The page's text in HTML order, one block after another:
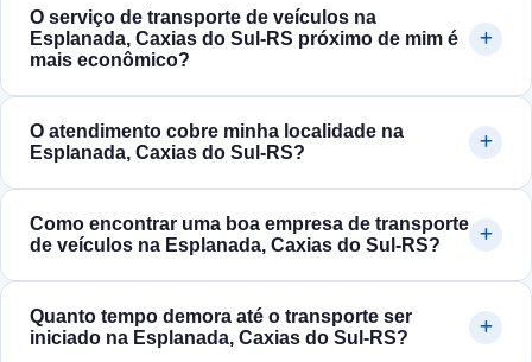
O serviço de transporte de veículos na
Esplanada, Caxias do Sul‑RS próximo de mim é
mais econômico?
O atendimento cobre minha localidade na
Esplanada, Caxias do Sul‑RS?
Como encontrar uma boa empresa de transporte
de veículos na Esplanada, Caxias do Sul‑RS?
Quanto tempo demora até o transporte ser
iniciado na Esplanada, Caxias do Sul‑RS?